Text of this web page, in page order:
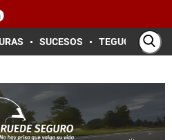
SUCESOS TEGUCIGALPA